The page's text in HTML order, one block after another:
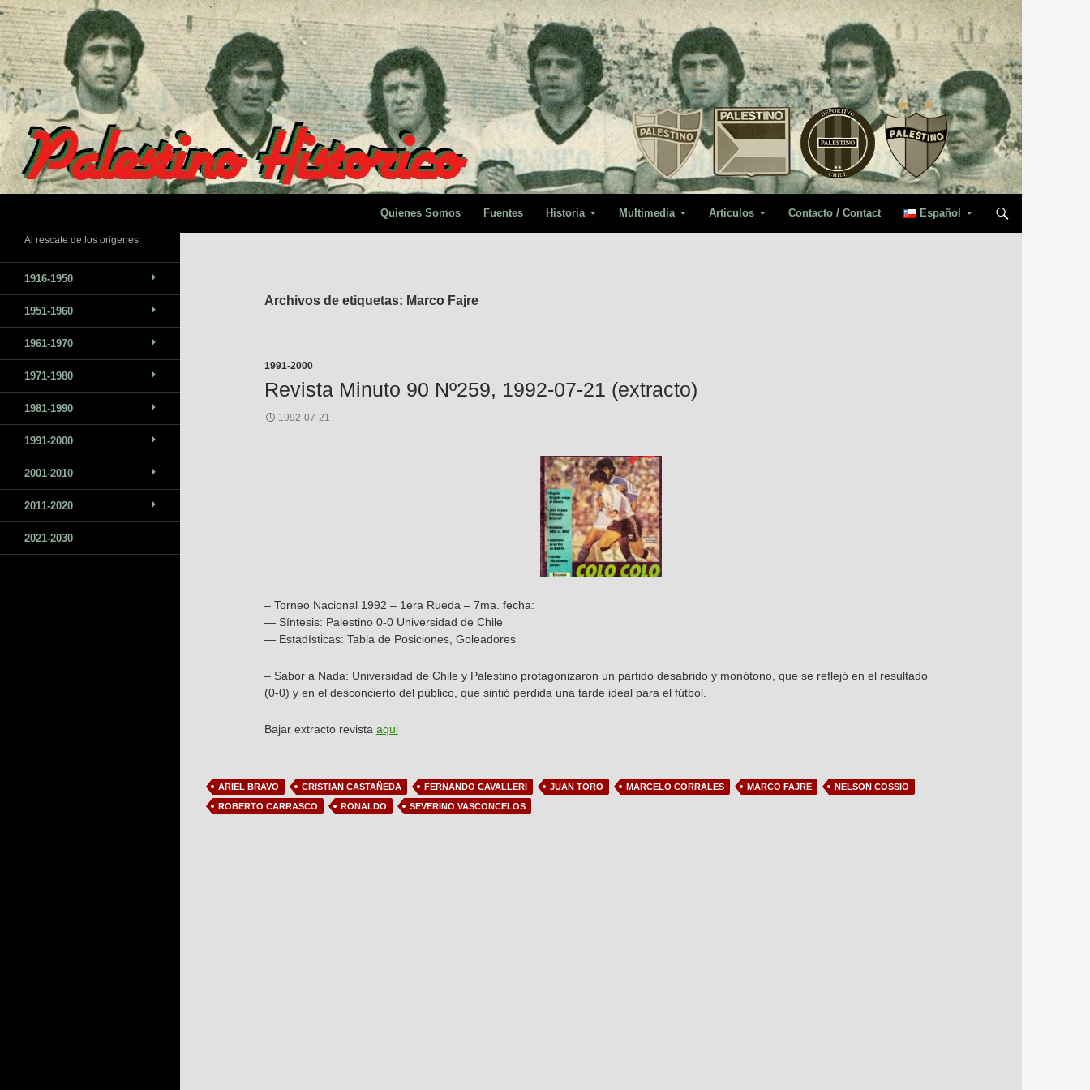
Saltar
al
contenido
Quienes Somos Fuentes Historia Multimedia Articulos Contacto / Contact Español
Archivos de etiquetas: Marco Fajre
1991-2000
Revista Minuto 90 Nº259, 1992-07-21 (extracto)
1992-07-21
– Torneo Nacional 1992 – 1era Rueda – 7ma. fecha:
— Síntesis: Palestino 0-0 Universidad de Chile
— Estadísticas: Tabla de Posiciones, Goleadores
– Sabor a Nada: Universidad de Chile y Palestino protagonizaron un partido desabrido y monótono, que se reflejó en el resultado
(0-0) y en el desconcierto del público, que sintió perdida una tarde ideal para el fútbol.
Bajar extracto revista aqui
ARIEL BRAVO CRISTIAN CASTAÑEDA FERNANDO CAVALLERI JUAN TORO MARCELO CORRALES MARCO FAJRE
NELSON COSSIO
ROBERTO CARRASCO
RONALDO SEVERINO VASCONCELOS
Al rescate de los origenes
1916-1950
1951-1960
1961-1970
1971-1980
1981-1990
1991-2000
2001-2010
2011-2020
2021-2030